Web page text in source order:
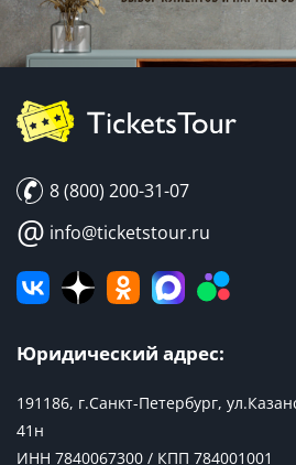
8 (800) 200-31-07
@ info@ticketstour.ru
Юридический адрес:
191186, г.Санкт-Петербург,
41н
ИНН 7840067300 / КПП 784001001